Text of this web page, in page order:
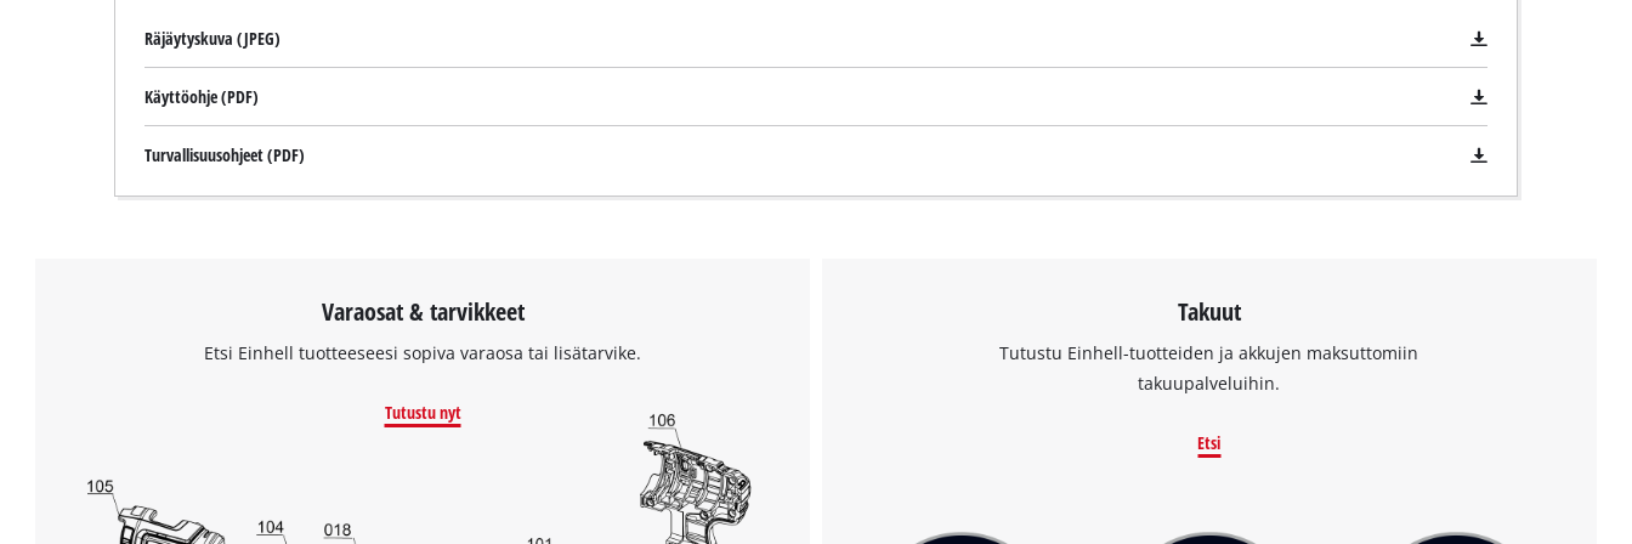
Räjäytyskuva (JPEG)
Käyttöohje (PDF)
Turvallisuusohjeet (PDF)
Varaosat & tarvikkeet
Etsi Einhell tuotteeseesi sopiva varaosa tai lisätarvike.
Tutustu nyt
Takuut
Tutustu Einhell-tuotteiden ja akkujen maksuttomiin
takuupalveluihin.
Etsi